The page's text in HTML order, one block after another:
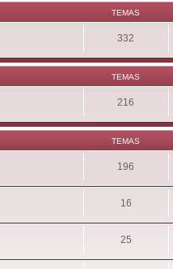
TEMAS
332
TEMAS
216
TEMAS
196
16
25